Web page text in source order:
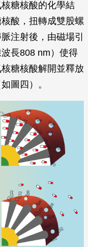
種類，可以互相嵌
利用此機制，將多
糖核酸的化學結
酸，扭轉成雙股螺
注射後，由磁場引
長808 nm）使得
糖核酸解開並釋放
如圖四）。